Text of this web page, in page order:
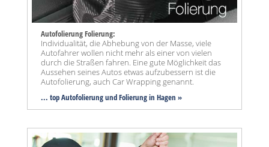
Autofolierung Folierung:
Individualität, die Abhebung von der Masse, viele
Autofahrer wollen nicht mehr als einer von vielen
durch die Straßen fahren. Eine gute Möglichkeit das
Aussehen seines Autos etwas aufzubessern ist die
Autofolierung, auch Car Wrapping genannt.
... top Autofolierung und Folierung in Hagen »